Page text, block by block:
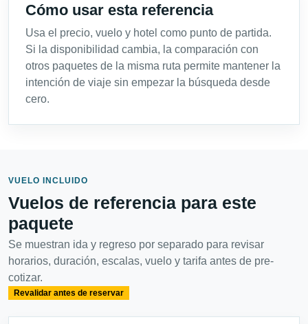
Cómo usar esta referencia
Usa el precio, vuelo y hotel como punto de partida.
Si la disponibilidad cambia, la comparación con
otros paquetes de la misma ruta permite mantener la
intención de viaje sin empezar la búsqueda desde
cero.
VUELO INCLUIDO
Vuelos de referencia para este
paquete
Se muestran ida y regreso por separado para revisar
horarios, duración, escalas, vuelo y tarifa antes de pre-
cotizar.
Revalidar antes de reservar